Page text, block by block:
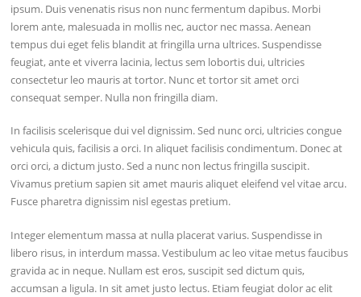
ipsum. Duis venenatis risus non nunc fermentum dapibus. Morbi
lorem ante, malesuada in mollis nec, auctor nec massa. Aenean
tempus dui eget felis blandit at fringilla urna ultrices. Suspendisse
feugiat, ante et viverra lacinia, lectus sem lobortis dui, ultricies
consectetur leo mauris at tortor. Nunc et tortor sit amet orci
consequat semper. Nulla non fringilla diam.
In facilisis scelerisque dui vel dignissim. Sed nunc orci, ultricies congue
vehicula quis, facilisis a orci. In aliquet facilisis condimentum. Donec at
orci orci, a dictum justo. Sed a nunc non lectus fringilla suscipit.
Vivamus pretium sapien sit amet mauris aliquet eleifend vel vitae arcu.
Fusce pharetra dignissim nisl egestas pretium.
Integer elementum massa at nulla placerat varius. Suspendisse in
libero risus, in interdum massa. Vestibulum ac leo vitae metus faucibus
gravida ac in neque. Nullam est eros, suscipit sed dictum quis,
accumsan a ligula. In sit amet justo lectus. Etiam feugiat dolor ac elit